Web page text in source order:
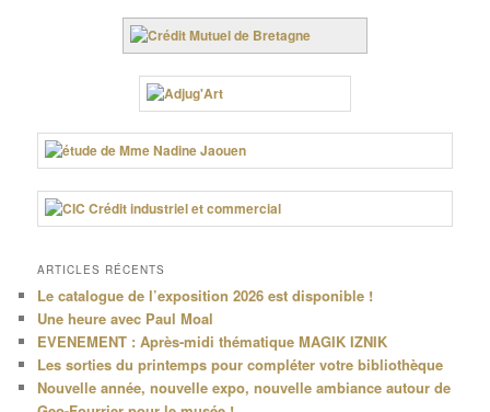
ARTICLES RÉCENTS
Le catalogue de l’exposition 2026 est disponible !
Une heure avec Paul Moal
EVENEMENT : Après-midi thématique MAGIK IZNIK
Les sorties du printemps pour compléter votre bibliothèque
Nouvelle année, nouvelle expo, nouvelle ambiance autour de